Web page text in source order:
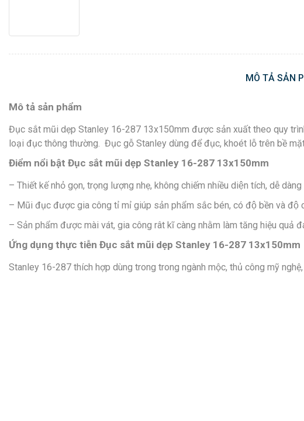
MÔ TẢ SẢN
Mô tả sản phẩm
Đục sắt mũi dẹp Stanley 16-287 13x150mm được sản xuất theo quy
loại đục thông thường. Đục gỗ Stanley dùng để đục, khoét lỗ trên bề
Điểm nổi bật Đục sắt mũi dẹp Stanley 16-287 13x150mm
– Thiết kế nhỏ gọn, trọng lượng nhẹ, không chiếm nhiều diện tích, dễ
– Mũi đục được gia công tỉ mỉ giúp sản phẩm sắc bén, có độ bền và độ
– Sản phẩm được mài vát, gia công rât kĩ càng nhằm làm tăng hiệu
Ứng dụng thực tiễn Đục sắt mũi dẹp Stanley 16-287 13x150mm
Stanley 16-287 thích hợp dùng trong trong ngành mộc, thủ công mỹ